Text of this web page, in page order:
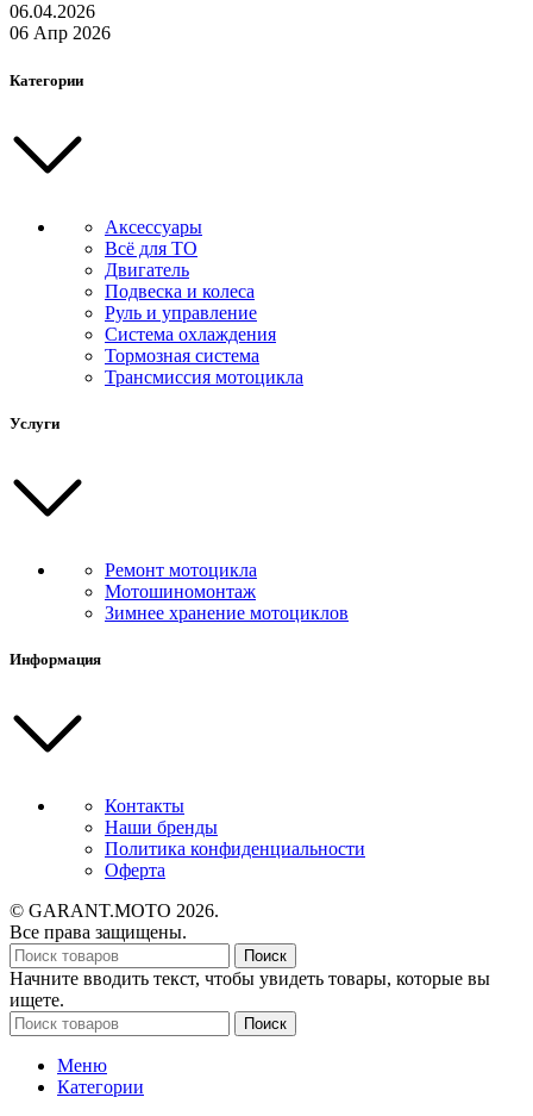
06.04.2026
06 Апр 2026
Категории
Аксессуары
Всё для ТО
Двигатель
Подвеска и колеса
Руль и управление
Система охлаждения
Тормозная система
Трансмиссия мотоцикла
Услуги
Ремонт мотоцикла
Мотошиномонтаж
Зимнее хранение мотоциклов
Информация
Контакты
Наши бренды
Политика конфиденциальности
Оферта
© GARANT.MOTO 2026.
Все права защищены.
Поиск
Начните вводить текст, чтобы увидеть товары, которые вы
ищете.
Поиск
Меню
Категории